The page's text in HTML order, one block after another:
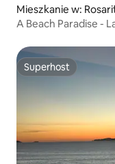
Mieszkanie w:
Superhost
Superhost